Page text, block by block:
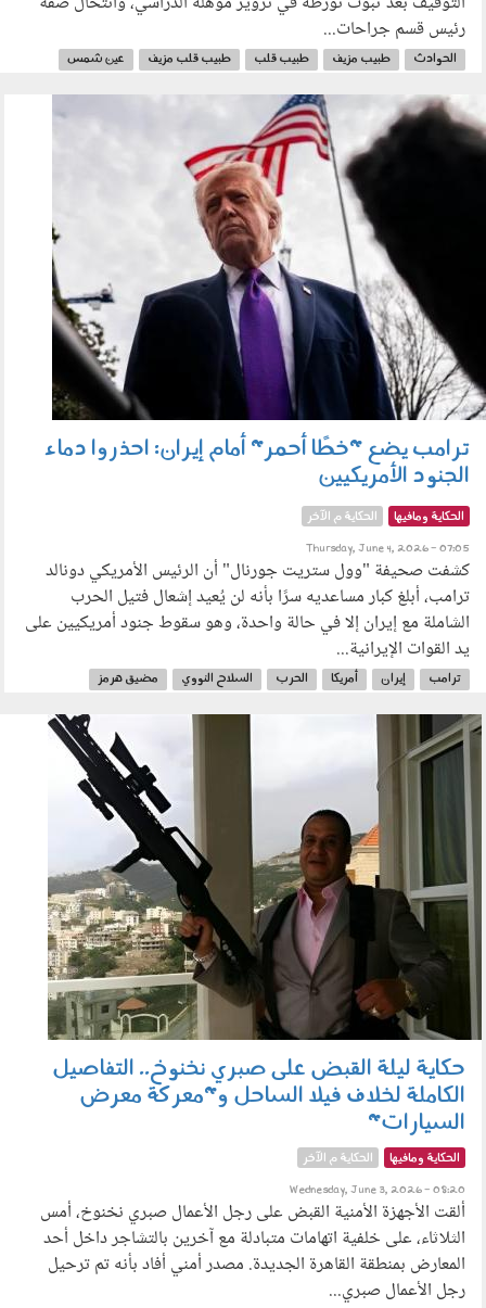
رئيس قسم جراحات...
الحوادث طبيب مزيف طبيب قلب طبيب قلب مزيف
عين شمس
040601.jpg
ترامب يضع "خطًا أحمر" أمام إيران: احذروا دماء
الجنود الأمريكيين
الحكاية ومافيها الحكاية م الآخر
Thursday, June 4, 2026 - 07:05
كشفت صحيفة "وول ستريت جورنال" أن الرئيس الأمريكي دونالد
ترامب، أبلغ كبار مساعديه سرًا بأنه لن يُعيد إشعال فتيل الحرب
الشاملة مع إيران إلا في حالة واحدة، وهو سقوط جنود أمريكيين على
يد القوات الإيرانية...
ترامب إيران أمريكا الحرب السلاح النووي مضيق هرمز
030603.jpg
حكاية ليلة القبض على صبري نخنوخ.. التفاصيل
الكاملة لخلاف فيلا الساحل و"معركة معرض
السيارات"
الحكاية ومافيها الحكاية م الآخر
Wednesday, June 3, 2026 - 08:20
ألقت الأجهزة الأمنية القبض على رجل الأعمال صبري نخنوخ، أمس
الثلاثاء، على خلفية اتهامات متبادلة مع آخرين بالتشاجر داخل أحد
المعارض بمنطقة القاهرة الجديدة. مصدر أمني أفاد بأنه تم ترحيل
رجل الأعمال صبري...